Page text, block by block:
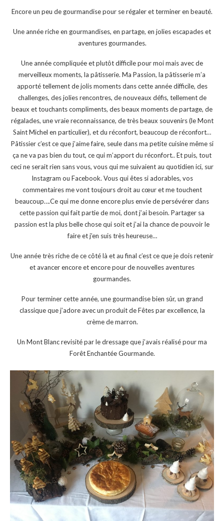
Encore un peu de gourmandise pour se régaler et terminer en beauté.
Une année riche en gourmandises, en partage, en jolies escapades et
aventures gourmandes.
Une année compliquée et plutôt difficile pour moi mais avec de
merveilleux moments, la pâtisserie. Ma Passion, la pâtisserie m’a
apporté tellement de jolis moments dans cette année difficile, des
challenges, des jolies rencontres, de nouveaux défis, tellement de
beaux et touchants compliments, des beaux moments de partage, de
régalades, une vraie reconnaissance, de très beaux souvenirs (le Mont
Saint Michel en particulier), et du réconfort, beaucoup de réconfort…
Pâtissier c’est ce que j’aime faire, seule dans ma petite cuisine même si
ça ne va pas bien du tout, ce qui m’apport du réconfort.. Et puis, tout
ceci ne serait rien sans vous, vous qui me suivaient au quotidien ici, sur
Instagram ou Facebook. Vous qui êtes si adorables, vos
commentaires me vont toujours droit au cœur et me touchent
beaucoup….Ce qui me donne encore plus envie de persévérer dans
cette passion qui fait partie de moi, dont j’ai besoin. Partager sa
passion est la plus belle chose qui soit et j’ai la chance de pouvoir le
faire et j’en suis très heureuse…
Une année très riche de ce côté là et au final c’est ce que je dois retenir
et avancer encore et encore pour de nouvelles aventures
gourmandes.
Pour terminer cette année, une gourmandise bien sûr, un grand
classique que j’adore avec un produit de Fêtes par excellence, la
crème de marron.
Un Mont Blanc revisité par le dressage que j’avais réalisé pour ma
Forêt Enchantée Gourmande.